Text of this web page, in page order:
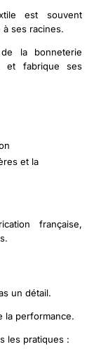
est souvent
ses racines.
la bonneterie
et fabrique ses
et la
française,
un détail.
la performance.
les pratiques :